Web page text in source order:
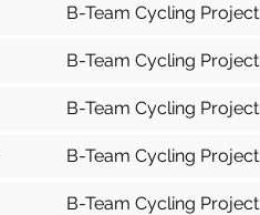
B-Team Cycling Project
B-Team Cycling Project
B-Team Cycling Project
B-Team Cycling Project
B-Team Cycling Project